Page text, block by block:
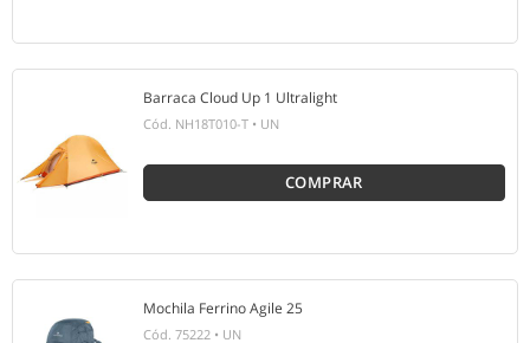
Barraca Cloud Up 1 Ultralight
Cód. NH18T010-T • UN
COMPRAR
Mochila Ferrino Agile 25
Cód. 75222 • UN